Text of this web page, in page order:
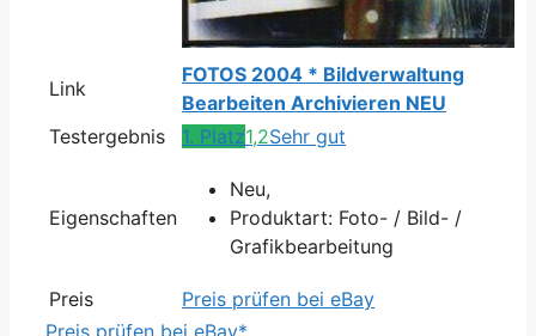
Link
FOTOS 2004 * Bildverwaltung
Bearbeiten Archivieren NEU
Testergebnis
1. Platz1,2Sehr gut
Eigenschaften
Neu,
Produktart: Foto- / Bild- /
Grafikbearbeitung
Preis
Preis prüfen bei eBay
Preis prüfen bei eBay*